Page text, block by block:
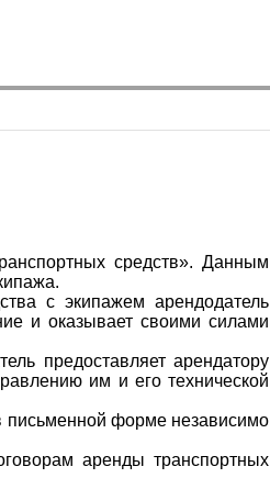
средств». Данным
с экипажем арендодатель
и оказывает своими силами
предоставляет арендатору
им и его технической
письменной форме независимо
аренды транспортных